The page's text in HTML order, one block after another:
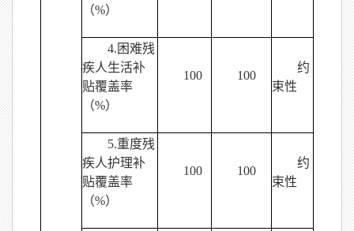
（%）
4.困难残
疾人生活补
贴覆盖率
（%）
100 100
约
束性
5.重度残
疾人护理补
贴覆盖率
（%）
100 100
约
束性